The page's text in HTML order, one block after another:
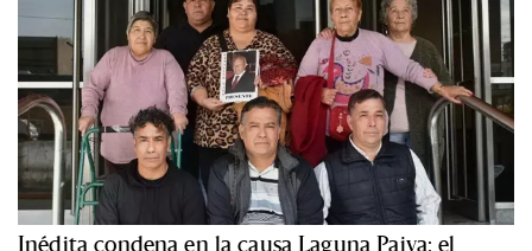
Inédita condena en la causa Laguna Paiva: el